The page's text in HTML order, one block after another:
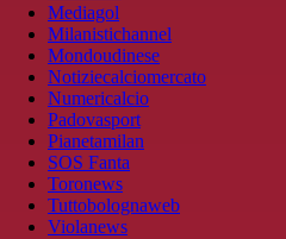
Mediagol
Milanistichannel
Mondoudinese
Notiziecalciomercato
Numericalcio
Padovasport
Pianetamilan
SOS Fanta
Toronews
Tuttobolognaweb
Violanews